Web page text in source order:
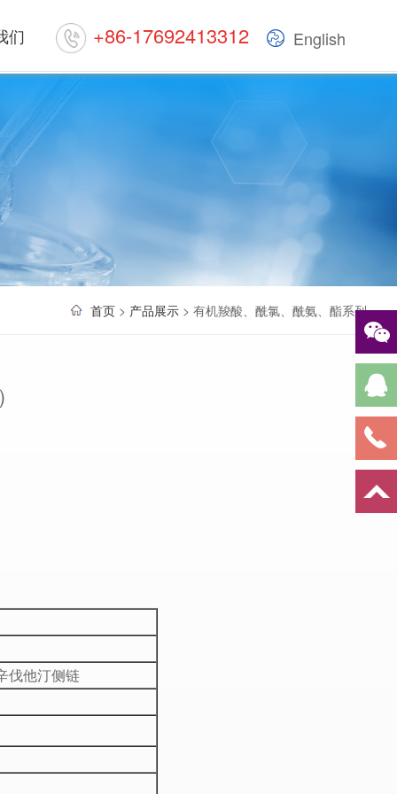
们 +86-17692413312 English
首页 > 产品展示 > 有机羧酸、酰氯、酰氨、酯系列
伐他汀侧链